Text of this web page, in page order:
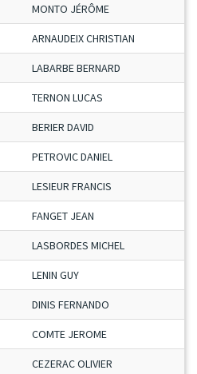
MONTO JÉRÔME
ARNAUDEIX CHRISTIAN
LABARBE BERNARD
TERNON LUCAS
BERIER DAVID
PETROVIC DANIEL
LESIEUR FRANCIS
FANGET JEAN
LASBORDES MICHEL
LENIN GUY
DINIS FERNANDO
COMTE JEROME
CEZERAC OLIVIER